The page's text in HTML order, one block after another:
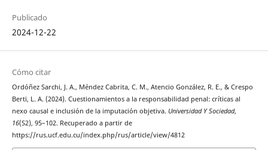
Publicado
2024-12-22
Cómo citar
Ordóñez Sarchi, J. A., Méndez Cabrita, C. M., Atencio González, R. E., & Crespo
Berti, L. A. (2024). Cuestionamientos a la responsabilidad penal: críticas al
nexo causal e inclusión de la imputación objetiva. Universidad Y Sociedad,
16(S2), 95–102. Recuperado a partir de
https://rus.ucf.edu.cu/index.php/rus/article/view/4812